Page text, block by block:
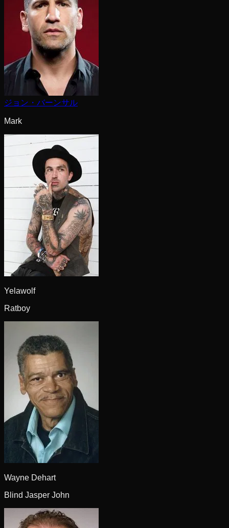
ジョン・バーンサル
Mark
Yelawolf
Ratboy
Wayne Dehart
Blind Jasper John